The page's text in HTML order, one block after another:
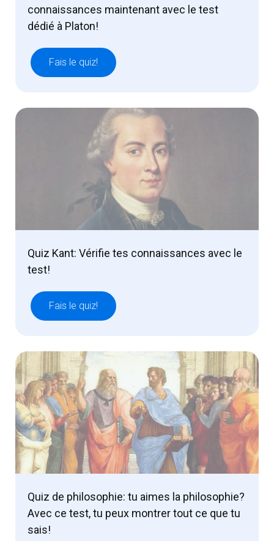
connaissances maintenant avec le test
dédié à Platon!
Fais le quiz!
Quiz Kant: Vérifie tes connaissances avec le
test!
Fais le quiz!
Quiz de philosophie: tu aimes la philosophie?
Avec ce test, tu peux montrer tout ce que tu
sais!